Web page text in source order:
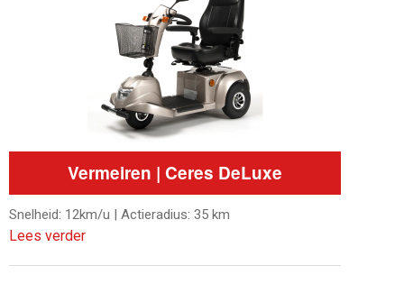
Vermeiren | Ceres DeLuxe
Snelheid: 12km/u | Actieradius: 35 km
Lees verder